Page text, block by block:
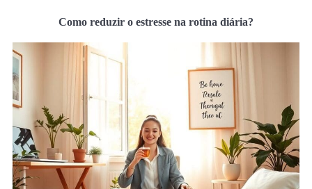
Como reduzir o estresse na rotina diária?